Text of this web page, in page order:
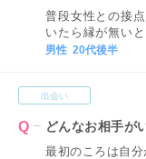
普段女性との接
いたら縁が無い
した。 まだ結婚
か？
男性 20代後半
出会い
どんなお相手が
最初のころは自